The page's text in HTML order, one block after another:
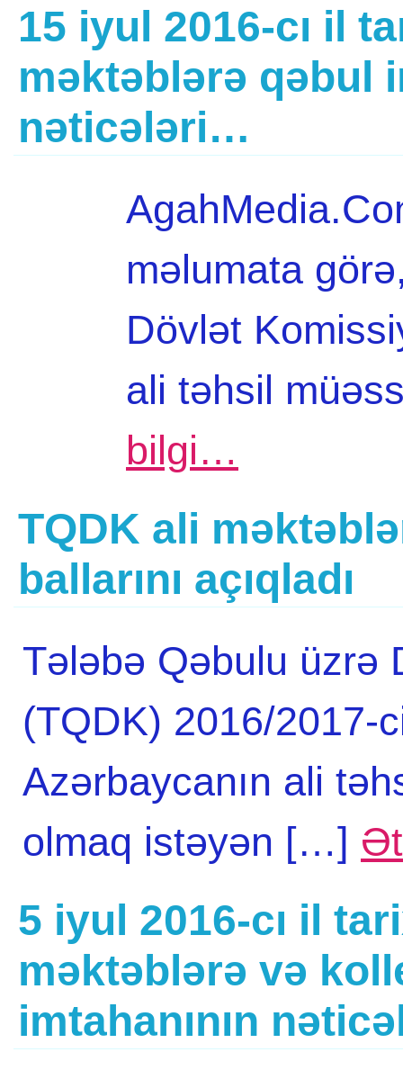
15 iyul 2016-cı il
məktəblərə qəbul
nəticələri…
məlumata
Dövlət
ali təhsil
bilgi…
TQDK ali
ballarını açıqladı
Tələbə Qəbulu üzrə
(TQDK) 2016/2017-
Azərbaycanın ali
olmaq istəyən […]
5 iyul 2016-cı il
məktəblərə və
imtahanının